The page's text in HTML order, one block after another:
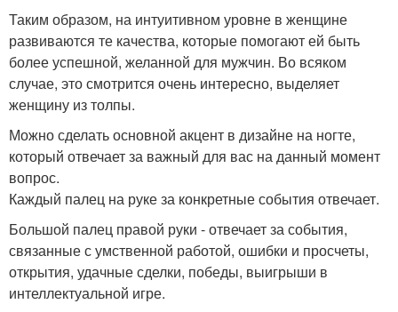
Таким образом, на интуитивном уровне в женщине
развиваются те качества, которые помогают ей быть
более успешной, желанной для мужчин. Во всяком
случае, это смотрится очень интересно, выделяет
женщину из толпы.
Можно сделать основной акцент в дизайне на ногте,
который отвечает за важный для вас на данный момент
вопрос.
Каждый палец на руке за конкретные события отвечает.
Большой палец правой руки - отвечает за события,
связанные с умственной работой, ошибки и просчеты,
открытия, удачные сделки, победы, выигрыши в
интеллектуальной игре.